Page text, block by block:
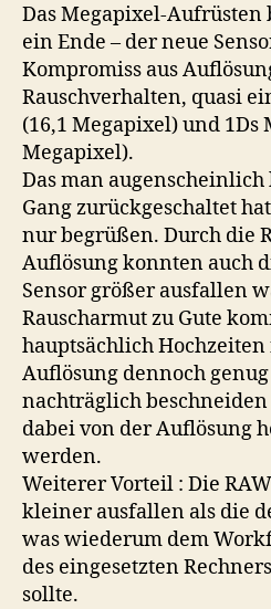
Das Megapixel-Aufrüsten
ein Ende – der neue
Kompromiss aus
Rauschverhalten, quasi
(16,1 Megapixel) und 1Ds
Megapixel).
Das man
Gang zurückgeschaltet
nur begrüßen. Durch die
Auflösung konnten auch
Sensor größer ausfallen
Rauscharmut zu Gute
hauptsächlich
Auflösung dennoch
nachträglich
dabei von der Auflösung
werden.
Weiterer Vorteil : Die
kleiner ausfallen als die
was wiederum dem
des eingesetzten
sollte.